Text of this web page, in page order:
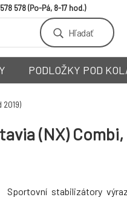
578
Hľadať
PODLOŽKY POD
2019)
(NX) Combi,
Sportovní stabilizátory